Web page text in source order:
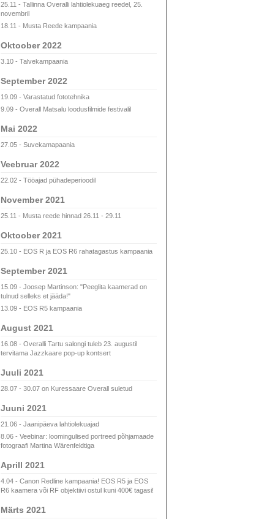
25.11 - Tallinna Overalli lahtiolekuaeg reedel, 25.
novembril
18.11 - Musta Reede kampaania
Oktoober 2022
3.10 - Talvekampaania
September 2022
19.09 - Varastatud fototehnika
9.09 - Overall Matsalu loodusfilmide festivalil
Mai 2022
27.05 - Suvekamapaania
Veebruar 2022
22.02 - Tööajad pühadeperioodil
November 2021
25.11 - Musta reede hinnad 26.11 - 29.11
Oktoober 2021
25.10 - EOS R ja EOS R6 rahatagastus kampaania
September 2021
15.09 - Joosep Martinson: "Peeglita kaamerad on
tulnud selleks et jääda!"
13.09 - EOS R5 kampaania
August 2021
16.08 - Overalli Tartu salongi tuleb 23. augustil
tervitama Jazzkaare pop-up kontsert
Juuli 2021
28.07 - 30.07 on Kuressaare Overall suletud
Juuni 2021
21.06 - Jaanipäeva lahtiolekuajad
8.06 - Veebinar: loomingulised portreed põhjamaade
fotograafi Martina Wärenfeldtiga
Aprill 2021
4.04 - Canon Redline kampaania! EOS R5 ja EOS
R6 kaamera või RF objektiivi ostul kuni 400€ tagasi!
Märts 2021